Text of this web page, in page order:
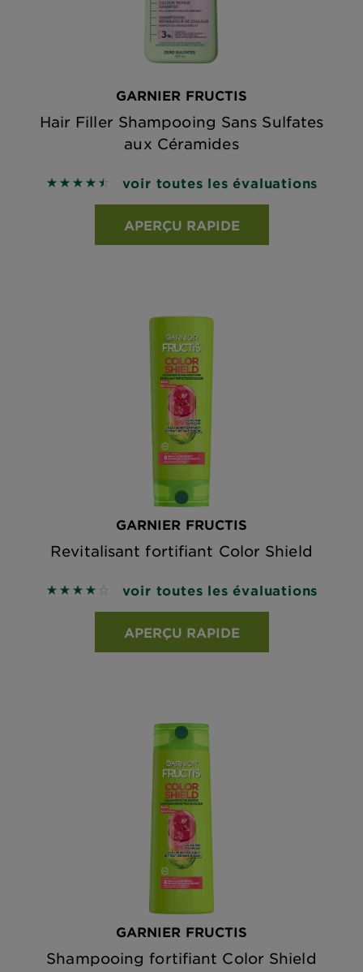
GARNIER FRUCTIS
Hair Filler Shampooing Sans Sulfates
aux Céramides
4.5268 out of 5 stars based on reviews
voir toutes les évaluations
APERÇU RAPIDE
GARNIER FRUCTIS
Revitalisant fortifiant Color Shield
3.8705 out of 5 stars based on reviews
voir toutes les évaluations
APERÇU RAPIDE
GARNIER FRUCTIS
Shampooing fortifiant Color Shield